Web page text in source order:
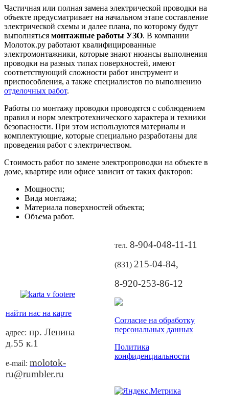
Частичная или полная замена электрической проводки на
объекте предусматривает на начальном этапе составление
электрической схемы и далее плана, по которому будут
выполняться монтажные работы УЗО. В компании
Молоток.ру работают квалифицированные
электромонтажники, которые знают нюансы выполнения
проводки на разных типах поверхностей, имеют
соответствующий сложности работ инструмент и
приспособления, а также специалистов по выполнению
отделочных работ.
Работы по монтажу проводки проводятся с соблюдением
правил и норм электротехнического характера и техники
безопасности. При этом используются материалы и
комплектующие, которые специально разработаны для
проведения работ с электричеством.
Стоимость работ по замене электропроводки на объекте в
доме, квартире или офисе зависит от таких факторов:
Мощности;
Вида монтажа;
Материала поверхностей объекта;
Объема работ.
найти нас на карте
адрес: пр. Ленина
д.55 к.1
e-mail: molotok-
ru@rumbler.ru
тел. 8-904-048-11-11
(831) 215-04-84,
8-920-253-86-12
Согласие на обработку
персональных данных
Политика
конфиденциальности